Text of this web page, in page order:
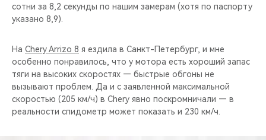
сотни за 8,2 секунды по нашим замерам (хотя по паспорту
указано 8,9).
На Chery Arrizo 8 я ездила в Санкт-Петербург, и мне
особенно понравилось, что у мотора есть хороший запас
тяги на высоких скоростях — быстрые обгоны не
вызывают проблем. Да и с заявленной максимальной
скоростью (205 км/ч) в Chery явно поскромничали — в
реальности спидометр может показать и 230 км/ч.